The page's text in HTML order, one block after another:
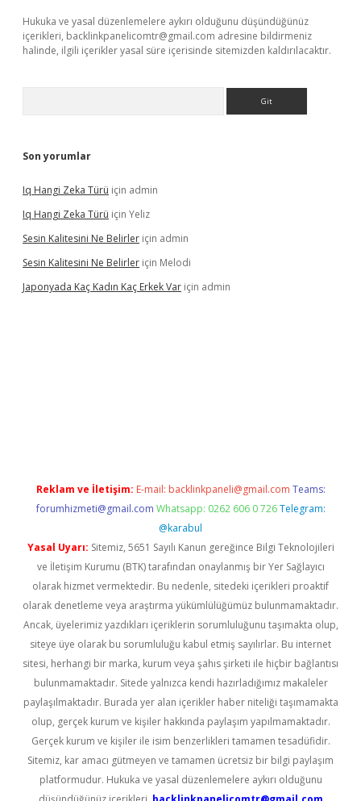
Hukuka ve yasal düzenlemelere aykırı olduğunu düşündüğünüz
içerikleri, backlinkpanelicomtr@gmail.com adresine bildirmeniz
halinde, ilgili içerikler yasal süre içerisinde sitemizden kaldırılacaktır.
Son yorumlar
Iq Hangi Zeka Türü için admin
Iq Hangi Zeka Türü için Yeliz
Sesin Kalitesini Ne Belirler için admin
Sesin Kalitesini Ne Belirler için Melodi
Japonyada Kaç Kadın Kaç Erkek Var için admin
Reklam ve İletişim: E-mail: backlinkpaneli@gmail.com Teams:
forumhizmeti@gmail.com Whatsapp: 0262 606 0 726 Telegram:
@karabul
Yasal Uyarı: Sitemiz, 5651 Sayılı Kanun gereğince Bilgi Teknolojileri
ve İletişim Kurumu (BTK) tarafından onaylanmış bir Yer Sağlayıcı
olarak hizmet vermektedir. Bu nedenle, sitedeki içerikleri proaktif
olarak denetleme veya araştırma yükümlülüğümüz bulunmamaktadır.
Ancak, üyelerimiz yazdıkları içeriklerin sorumluluğunu taşımakta olup,
siteye üye olarak bu sorumluluğu kabul etmiş sayılırlar. Bu internet
sitesi, herhangi bir marka, kurum veya şahıs şirketi ile hiçbir bağlantısı
bulunmamaktadır. Sitede yalnızca kendi hazırladığımız makaleler
paylaşılmaktadır. Burada yer alan içerikler haber niteliği taşımamakta
olup, gerçek kurum ve kişiler hakkında paylaşım yapılmamaktadır.
Gerçek kurum ve kişiler ile isim benzerlikleri tamamen tesadüfidir.
Sitemiz, kar amacı gütmeyen ve tamamen ücretsiz bir bilgi paylaşım
platformudur. Hukuka ve yasal düzenlemelere aykırı olduğunu